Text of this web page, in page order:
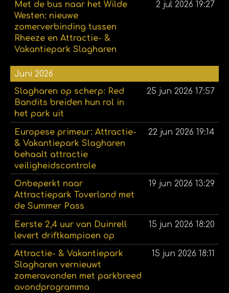
Met de bus naar het Wilde
Westen: nieuwe
zomerverbinding tussen
Rheeze en Attractie- &
Vakantiepark Slagharen
2 jul 2026 19:27
Juni 2026
Slagharen op scherp: Red
Bandits breiden hun rol in
het park uit
25 jun 2026 17:57
Europese primeur: Attractie-
& Vakantiepark Slagharen
behaalt attractie
veiligheidscontrole
22 jun 2026 19:14
Onbeperkt naar
Attractiepark Toverland met
de Summer Pass
19 jun 2026 13:29
Eerste 2,4 uur van Duinrell
levert driftkampioen op
15 jun 2026 18:20
Attractie- & Vakantiepark
Slagharen vernieuwt
zomeravonden met parkbreed
avondprogramma
15 jun 2026 18:11